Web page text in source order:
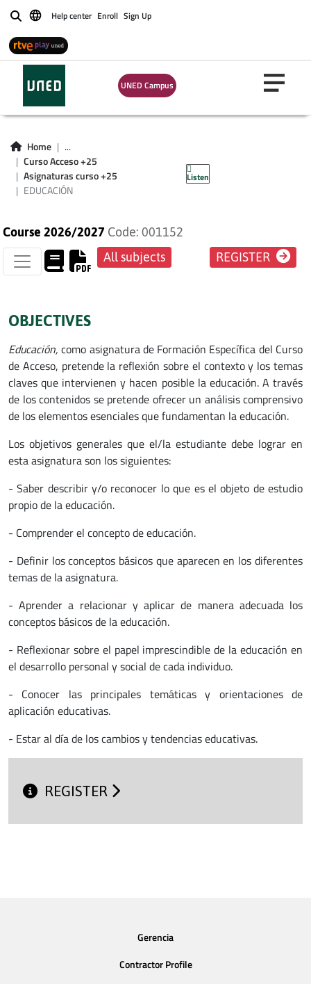
BuscarHelp center Enroll Sign Up
UNED Campus
Home
...
Curso Acceso +25
Asignaturas curso +25
EDUCACIÓN
Listen
EDUCACIÓN
Course 2026/2027 Code: 001152
All subjects
REGISTER
OBJECTIVES
Educación, como asignatura de Formación Específica del Curso
de Acceso, pretende la reflexión sobre el contexto y los temas
claves que intervienen y hacen posible la educación. A través
de los contenidos se pretende ofrecer un análisis comprensivo
de los elementos esenciales que fundamentan la educación.
Los objetivos generales que el/la estudiante debe lograr en
esta asignatura son los siguientes:
- Saber describir y/o reconocer lo que es el objeto de estudio
propio de la educación.
- Comprender el concepto de educación.
- Definir los conceptos básicos que aparecen en los diferentes
temas de la asignatura.
- Aprender a relacionar y aplicar de manera adecuada los
conceptos básicos de la educación.
- Reflexionar sobre el papel imprescindible de la educación en
el desarrollo personal y social de cada individuo.
- Conocer las principales temáticas y orientaciones de
aplicación educativas.
- Estar al día de los cambios y tendencias educativas.
REGISTER
Gerencia
Contractor Profile